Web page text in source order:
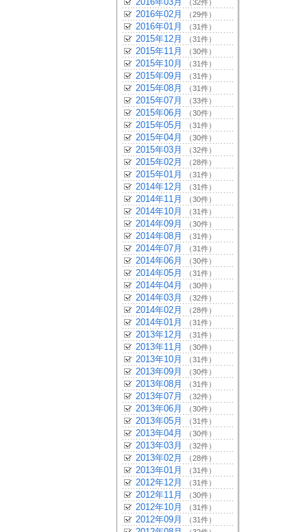
（32件）
2016年02月 （29件）
2016年01月 （31件）
2015年12月 （31件）
2015年11月 （30件）
2015年10月 （31件）
2015年09月 （31件）
2015年08月 （31件）
2015年07月 （33件）
2015年06月 （30件）
2015年05月 （31件）
2015年04月 （30件）
2015年03月 （32件）
2015年02月 （28件）
2015年01月 （31件）
2014年12月 （31件）
2014年11月 （30件）
2014年10月 （31件）
2014年09月 （30件）
2014年08月 （31件）
2014年07月 （31件）
2014年06月 （30件）
2014年05月 （31件）
2014年04月 （30件）
2014年03月 （32件）
2014年02月 （28件）
2014年01月 （31件）
2013年12月 （31件）
2013年11月 （30件）
2013年10月 （31件）
2013年09月 （30件）
2013年08月 （31件）
2013年07月 （32件）
2013年06月 （30件）
2013年05月 （31件）
2013年04月 （30件）
2013年03月 （32件）
2013年02月 （28件）
2013年01月 （31件）
2012年12月 （31件）
2012年11月 （30件）
2012年10月 （31件）
2012年09月 （31件）